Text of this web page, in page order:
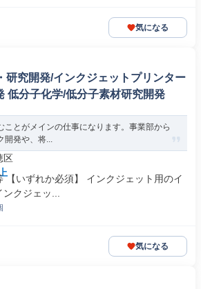
気になる
研究開発/インクジェットプリンター
低分子化学/低分子素材研究開発
ことがメインの仕事になります。事業部から
開発や、将...
区
【いずれか必須】 インクジェット用のイ
クジェッ...
気になる